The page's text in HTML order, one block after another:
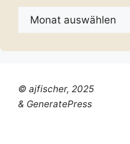
Archiv
© ajfischer, 2025
& GeneratePress